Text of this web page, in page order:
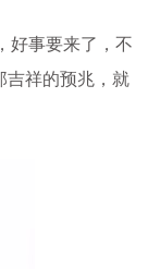
事要来了，不
吉祥的预兆，就